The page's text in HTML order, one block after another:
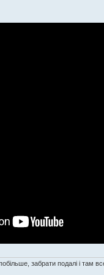
забрати подалі і там